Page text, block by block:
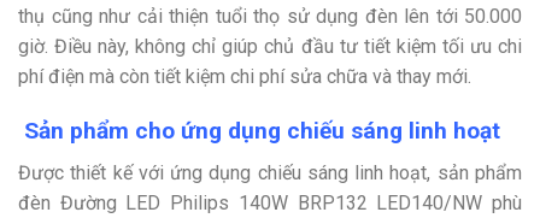
thụ cũng như cải thiện tuổi thọ sử dụng đèn lên tới 50.000
giờ. Điều này, không chỉ giúp chủ đầu tư tiết kiệm tối ưu chi
phí điện mà còn tiết kiệm chi phí sửa chữa và thay mới.
Sản phẩm cho ứng dụng chiếu sáng linh hoạt
Được thiết kế với ứng dụng chiếu sáng linh hoạt, sản phẩm
đèn Đường LED Philips 140W BRP132 LED140/NW phù